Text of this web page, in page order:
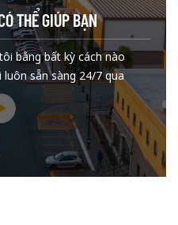
THỂ GIÚP BẠN
bằng bất kỳ cách nào
sẵn sàng 24/7 qua